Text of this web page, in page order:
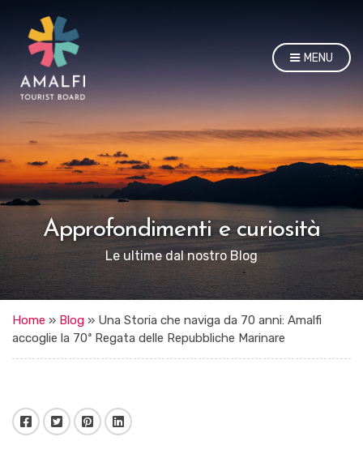
MENU
Approfondimenti e curiosità
Le ultime dal nostro Blog
Home » Blog » Una Storia che naviga da 70 anni: Amalfi
accoglie la 70ª Regata delle Repubbliche Marinare
Facebook Twitter Pinterest LinkedIn